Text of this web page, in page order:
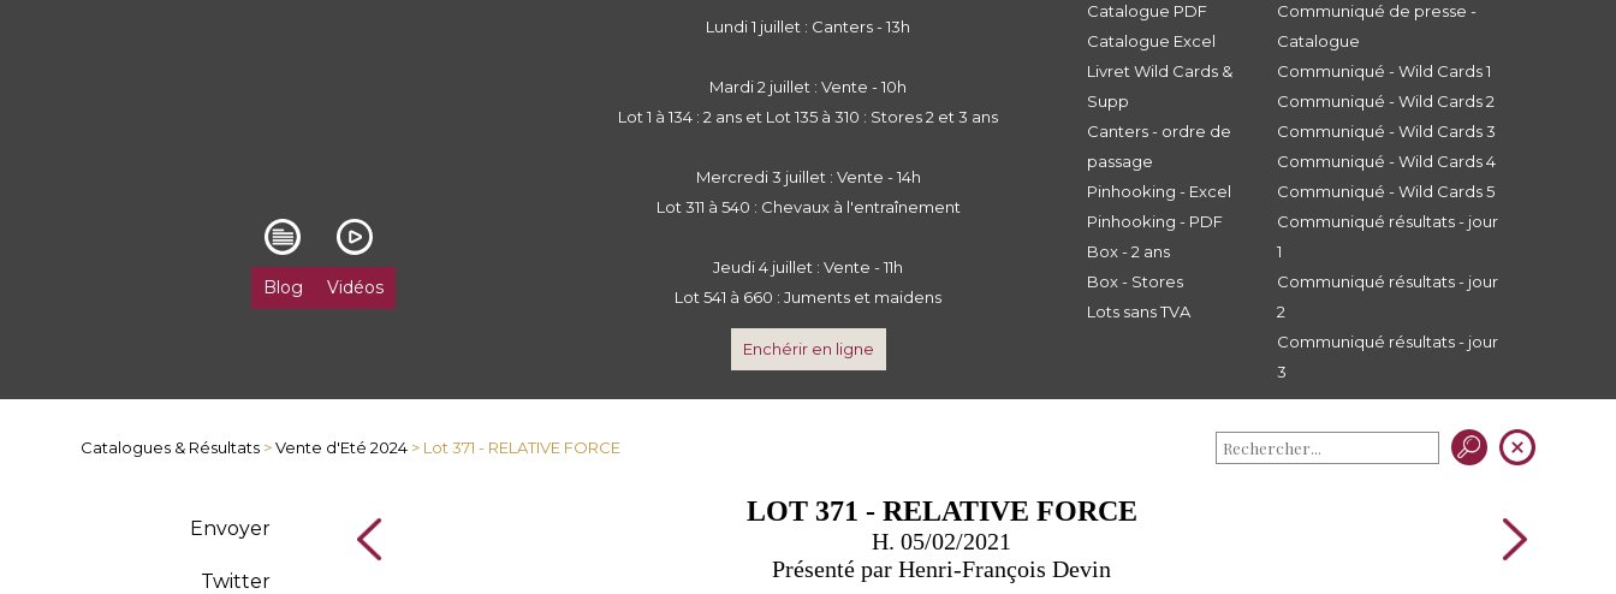
Blog Vidéos
Lundi 1 juillet : Canters - 13h
Mardi 2 juillet : Vente - 10h
Lot 1 à 134 : 2 ans et Lot 135 à 310 : Stores 2 et 3 ans
Mercredi 3 juillet : Vente - 14h
Lot 311 à 540 : Chevaux à l'entraînement
Jeudi 4 juillet : Vente - 11h
Lot 541 à 660 : Juments et maidens
Enchérir en ligne
Catalogue PDF
Catalogue Excel
Livret Wild Cards &
Supp
Canters - ordre de
passage
Pinhooking - Excel
Pinhooking - PDF
Box - 2 ans
Box - Stores
Lots sans TVA
Communiqué de presse -
Catalogue
Communiqué - Wild Cards 1
Communiqué - Wild Cards 2
Communiqué - Wild Cards 3
Communiqué - Wild Cards 4
Communiqué - Wild Cards 5
Communiqué résultats - jour
1
Communiqué résultats - jour
2
Communiqué résultats - jour
3
Catalogues & Résultats >Vente d'Eté 2024 > Lot 371 - RELATIVE FORCE
Envoyer
Twitter
LOT 371 - RELATIVE FORCE
H. 05/02/2021
Présenté par Henri-François Devin